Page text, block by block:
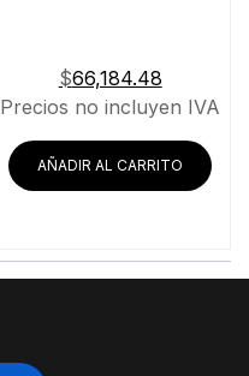
$66,184.48
Precios no incluyen IVA
AÑADIR AL CARRITO